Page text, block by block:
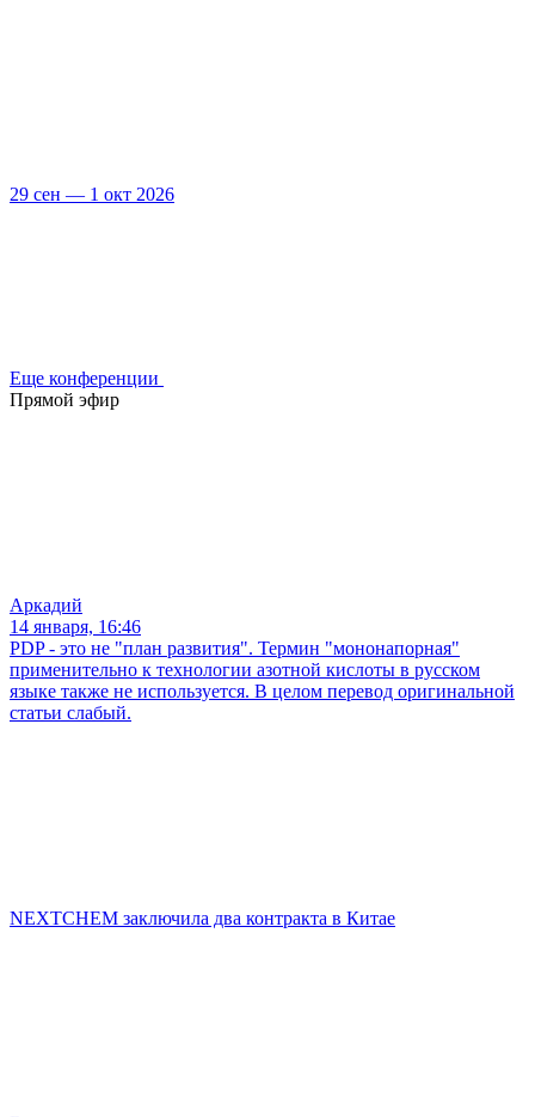
29 сен — 1 окт 2026
Еще конференции
Прямой эфир
Аркадий
14 января, 16:46
PDP - это не "план развития". Термин "мононапорная"
применительно к технологии азотной кислоты в русском
языке также не используется. В целом перевод оригинальной
статьи слабый.
NEXTCHEM заключила два контракта в Китае